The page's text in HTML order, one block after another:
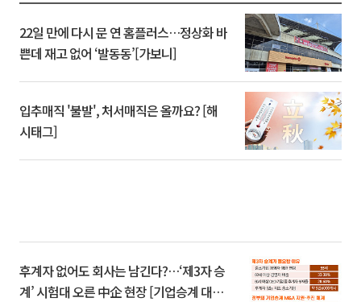
22일 만에 다시 문 연 홈플러스…정상화 바
쁜데 재고 없어 ‘발동동’[가보니]
입추매직 '불발', 처서매직은 올까요? [해
시태그]
후계자 없어도 회사는 남긴다?…‘제3자 승
계’ 시험대 오른 中企 현장 [기업승계 대전